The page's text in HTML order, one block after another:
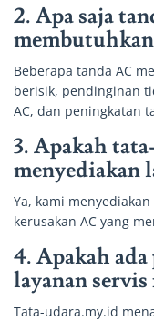
2. Apa saja
Beberapa tanda AC
berisik, pendinginan
AC, dan peningkatan
3. Apakah
menyediakan
Ya, kami
kerusakan AC yang
4. Apakah
layanan
Tata-udara.my.id